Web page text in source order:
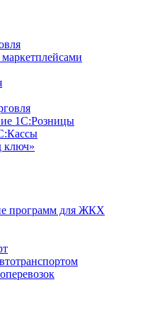
1С:Розницы
ключ»
программ для ЖКХ